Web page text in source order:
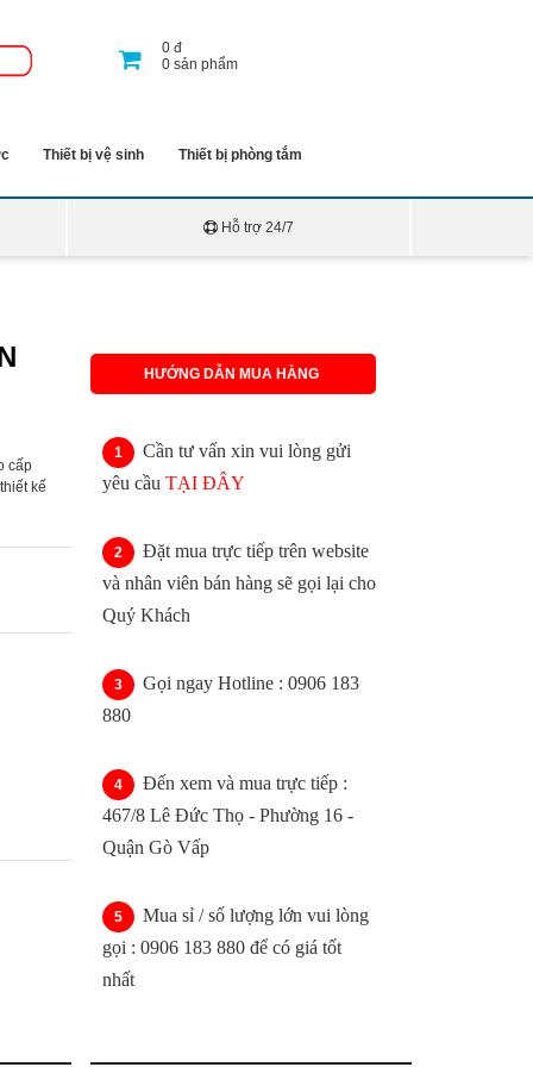
0đ
0sản phẩm
Thiết bị vệ sinh Thiết bị phòng tắm
Hỗ trợ 24/7
cấp
kế
HƯỚNG DẪN MUA HÀNG
Cần tư vấn xin vui lòng gửi
yêu cầu TẠI ĐÂY
Đặt mua trực tiếp trên website
và nhân viên bán hàng sẽ gọi lại cho
Quý Khách
Gọi ngay Hotline : 0906 183
880
Đến xem và mua trực tiếp :
467/8 Lê Đức Thọ - Phường 16 -
Quận Gò Vấp
Mua sỉ / số lượng lớn vui lòng
gọi : 0906 183 880 để có giá tốt
nhất